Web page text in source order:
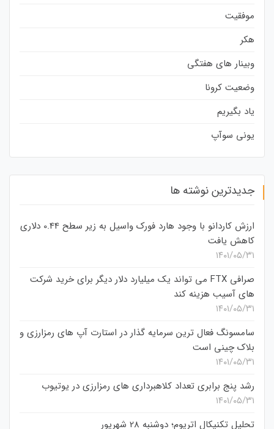
موفقیت
هکر
وبینار های هفتگی
وضعیت کرونا
یاد بگیریم
یونی سوآپ
جدیدترین نوشته ها
ارزش کاردانو با وجود هارد فورک واسیل به زیر سطح 0.44 دلاری
کاهش یافت
۱۴۰۱/۰۵/۳۱
صرافی FTX می تواند یک میلیارد دلار دیگر برای خرید شرکت
های آسیب هزینه کند
۱۴۰۱/۰۵/۳۱
سامسونگ فعال‌ ترین سرمایه‌ گذار در استارت‌ آپ‌ های رمزارزی و
بلاک چینی است
۱۴۰۱/۰۵/۳۱
رشد پنج برابری تعداد کلاهبرداری های رمزارزی در یوتیوب
۱۴۰۱/۰۵/۳۱
تحلیل تکنیکال اتریوم؛ دوشنبه 28 شهریور